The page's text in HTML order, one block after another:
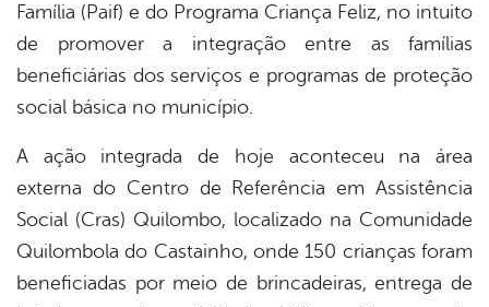
Família (Paif) e do Programa Criança Feliz, no intuito
de promover a integração entre as famílias
beneficiárias dos serviços e programas de proteção
social básica no município.
A ação integrada de hoje aconteceu na área
externa do Centro de Referência em Assistência
Social (Cras) Quilombo, localizado na Comunidade
Quilombola do Castainho, onde 150 crianças foram
beneficiadas por meio de brincadeiras, entrega de